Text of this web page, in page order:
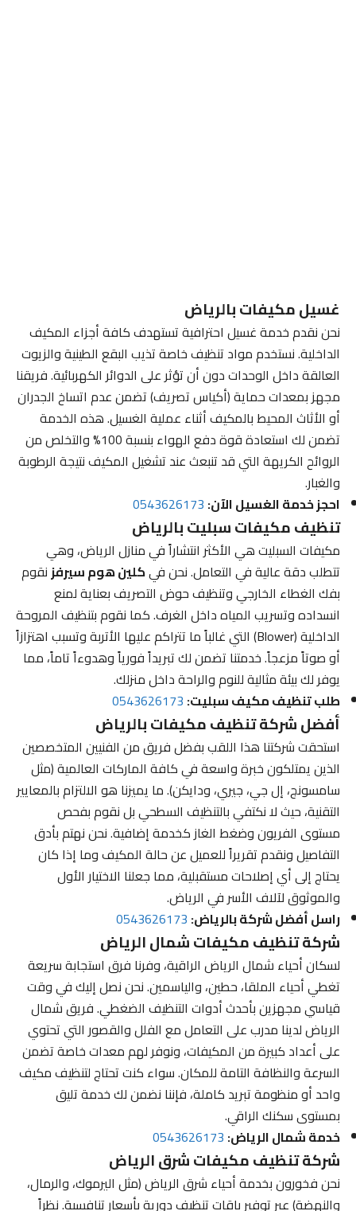
غسيل مكيفات بالرياض
نحن نقدم خدمة غسيل احترافية تستهدف كافة أجزاء المكيف
الداخلية. نستخدم مواد تنظيف خاصة تذيب البقع الطينية والزيوت
العالقة داخل الوحدات دون أن تؤثر على الدوائر الكهربائية. فريقنا
مجهز بمعدات حماية (أكياس تصريف) تضمن عدم اتساخ الجدران
أو الأثاث المحيط بالمكيف أثناء عملية الغسيل. هذه الخدمة
تضمن لك استعادة قوة دفع الهواء بنسبة 100% والتخلص من
الروائح الكريهة التي قد تنبعث عند تشغيل المكيف نتيجة الرطوبة
والغبار.
احجز خدمة الغسيل الآن:0543626173
تنظيف مكيفات سبليت بالرياض
مكيفات السبليت هي الأكثر انتشاراً في منازل الرياض، وهي
تتطلب دقة عالية في التعامل. نحن فيكلين هوم سيرفزنقوم
بفك الغطاء الخارجي وتنظيف حوض التصريف بعناية لمنع
انسداده وتسريب المياه داخل الغرف. كما نقوم بتنظيف المروحة
الداخلية (Blower) التي غالباً ما تتراكم عليها الأتربة وتسبب اهتزازاً
أو صوتاً مزعجاً. خدمتنا تضمن لك تبريداً فورياً وهدوءاً تاماً، مما
يوفر لك بيئة مثالية للنوم والراحة داخل منزلك.
طلب تنظيف مكيف سبليت:0543626173
أفضل شركة تنظيف مكيفات بالرياض
استحقت شركتنا هذا اللقب بفضل فريق من الفنيين المتخصصين
الذين يمتلكون خبرة واسعة في كافة الماركات العالمية (مثل
سامسونج، إل جي، جيري، ودايكن). ما يميزنا هو الالتزام بالمعايير
التقنية، حيث لا نكتفي بالتنظيف السطحي بل نقوم بفحص
مستوى الفريون وضغط الغاز كخدمة إضافية. نحن نهتم بأدق
التفاصيل ونقدم تقريراً للعميل عن حالة المكيف وما إذا كان
يحتاج إلى أي إصلاحات مستقبلية، مما جعلنا الاختيار الأول
والموثوق لآلاف الأسر في الرياض.
راسل أفضل شركة بالرياض:0543626173
شركة تنظيف مكيفات شمال الرياض
لسكان أحياء شمال الرياض الراقية، وفرنا فرق استجابة سريعة
تغطي أحياء الملقا، حطين، والياسمين. نحن نصل إليك في وقت
قياسي مجهزين بأحدث أدوات التنظيف الضغطي. فريق شمال
الرياض لدينا مدرب على التعامل مع الفلل والقصور التي تحتوي
على أعداد كبيرة من المكيفات، ونوفر لهم معدات خاصة تضمن
السرعة والنظافة التامة للمكان. سواء كنت تحتاج لتنظيف مكيف
واحد أو منظومة تبريد كاملة، فإننا نضمن لك خدمة تليق
بمستوى سكنك الراقي.
خدمة شمال الرياض:0543626173
شركة تنظيف مكيفات شرق الرياض
نحن فخورون بخدمة أحياء شرق الرياض (مثل اليرموك، والرمال،
والنهضة) عبر توفير باقات تنظيف دورية بأسعار تنافسية. نظراً